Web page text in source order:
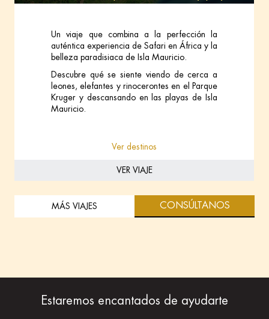
Un viaje que combina a la perfección la
auténtica experiencia de Safari en África y la
belleza paradisiaca de Isla Mauricio.
Descubre qué se siente viendo de cerca a
leones, elefantes y rinocerontes en el Parque
Kruger y descansando en las playas de Isla
Mauricio.
Ver destinos
VER VIAJE
MÁS VIAJES CONSÚLTANOS
Estaremos encantados de ayudarte